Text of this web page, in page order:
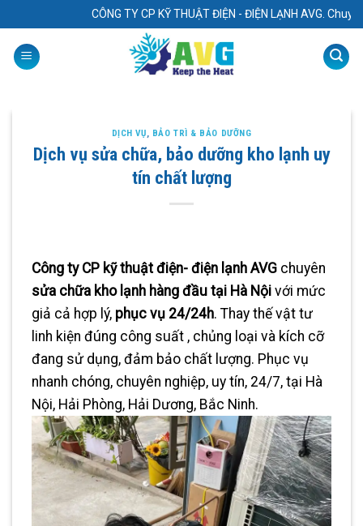
to
content
CÔNG TY CP KỸ THUẬT ĐIỆN - ĐIỆN LẠNH AVG. Chuyên: “
DỊCH VỤ, BẢO TRÌ & BẢO DƯỠNG
Dịch vụ sửa chữa, bảo dưỡng kho lạnh uy
tín chất lượng
Công ty CP kỹ thuật điện- điện lạnh AVG chuyên
sửa chữa kho lạnh hàng đầu tại Hà Nội với mức
giả cả hợp lý, phục vụ 24/24h. Thay thế vật tư
linh kiện đúng công suất , chủng loại và kích cỡ
đang sử dụng, đảm bảo chất lượng. Phục vụ
nhanh chóng, chuyên nghiệp, uy tín, 24/7, tại Hà
Nội, Hải Phòng, Hải Dương, Bắc Ninh.